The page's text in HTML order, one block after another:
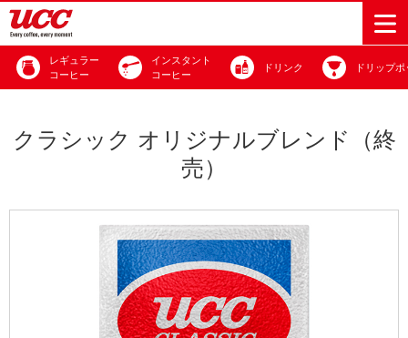
ドリンク
ド
ト
おいしいコー
コーヒー百科 レシピ UCCラボ
UCCのコーヒ
UCCコーヒー
UCCコーヒー
アカデミー
工場見学
東京ディズニ
ーリゾート®︎
カフェのお仕
サステナビ
リティビジ
ョン
人々を豊かに
する手助けを
サステナブ
カーボンニ
ュートラル
ネイチャー
ポジティブ
環境と社会
ハワイ
ジャマイカ
Sustainability
Challenge
サステナビ
リティチャ
トップメッ
セージ
パーパス
＆ バリュ
ー
コーポレー
コーヒー関
連事業
業務用サー
ビス事業
外食事業
コーヒーマ
サステナビ
リティ
採用活動
研究活動
UCC神戸コ
ーヒービレ
レギュラー
コーヒー
インスタント
コーヒー
ドリンク ドリップ
クラシック オリジナルブレンド（終
売）